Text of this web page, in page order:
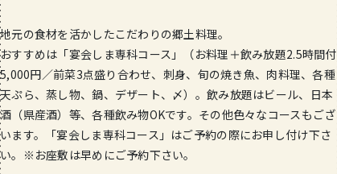
地元の食材を活かしたこだわりの郷土料理。
おすすめは「宴会しま専科コース」（お料理＋飲み放題2.5時間付
5,000円／前菜3点盛り合わせ、刺身、旬の焼き魚、肉料理、各種
天ぷら、蒸し物、鍋、デザート、〆）。飲み放題はビール、日本
酒（県産酒）等、各種飲み物OKです。その他色々なコースもござ
います。「宴会しま専科コース」はご予約の際にお申し付け下さ
い。※お座敷は早めにご予約下さい。